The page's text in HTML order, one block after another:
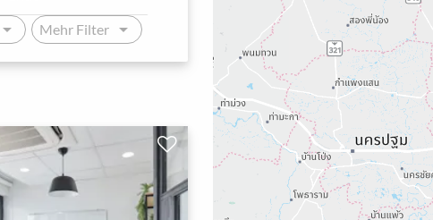
arrow_drop_down Mehr Filter arrow_drop_down